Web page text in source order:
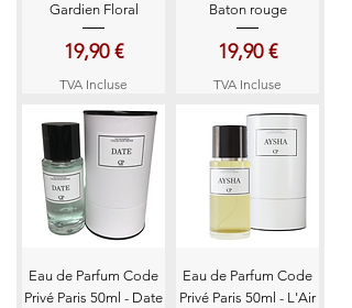
Gardien Floral
Prix
19,90 €
TVA Incluse
Baton rouge
Prix
19,90 €
TVA Incluse
Eau de Parfum Code
Privé Paris 50ml - Date
Eau de Parfum Code
Privé Paris 50ml - L'Air